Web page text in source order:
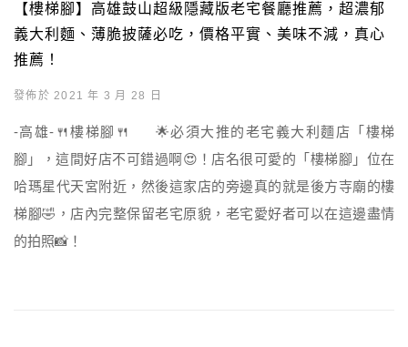
【樓梯腳】高雄鼓山超級隱藏版老宅餐廳推薦，超濃郁
義大利麵、薄脆披薩必吃，價格平實、美味不減，真心
推薦！
發佈於 2021 年 3 月 28 日
-高雄-🍴樓梯腳🍴 🌟必須大推的老宅義大利麵店「樓梯
腳」，這間好店不可錯過啊😍！店名很可愛的「樓梯腳」位在
哈瑪星代天宮附近，然後這家店的旁邊真的就是後方寺廟的樓
梯腳🤣，店內完整保留老宅原貌，老宅愛好者可以在這邊盡情
的拍照📸！